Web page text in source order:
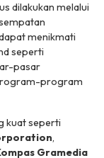
dilakukan melalui
menikmati
seperti
pasar
program
kuat seperti
,
Gramedia